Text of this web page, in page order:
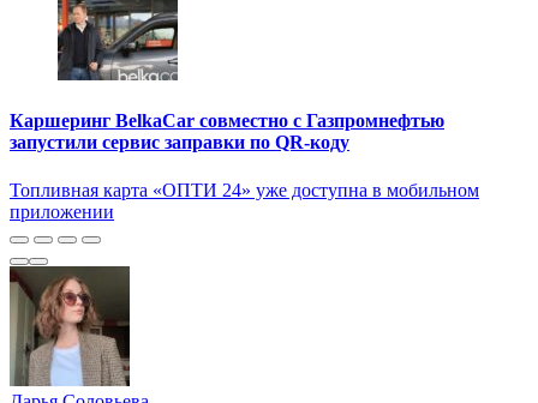
Каршеринг BelkaCar совместно с Газпромнефтью
запустили сервис заправки по QR-коду
Топливная карта «ОПТИ 24» уже доступна в мобильном
приложении